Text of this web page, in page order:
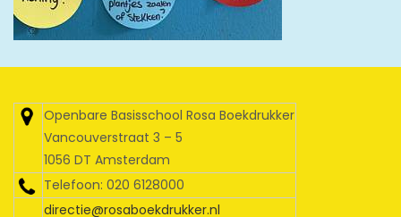
Openbare Basisschool Rosa Boekdrukker
Vancouverstraat 3 – 5
1056 DT Amsterdam
Telefoon: 020 6128000
directie@rosaboekdrukker.nl